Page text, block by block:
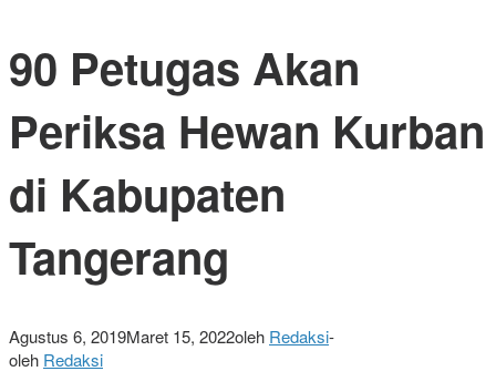
90 Petugas Akan
Periksa Hewan Kurban
di Kabupaten
Tangerang
Agustus 6, 2019Maret 15, 2022oleh Redaksi-
oleh Redaksi